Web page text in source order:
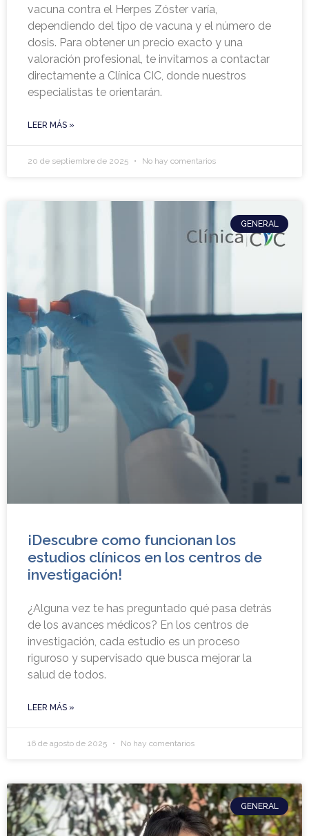
vacuna contra el Herpes Zóster varía,
dependiendo del tipo de vacuna y el número de
dosis. Para obtener un precio exacto y una
valoración profesional, te invitamos a contactar
directamente a Clínica CIC, donde nuestros
especialistas te orientarán.
LEER MÁS »
20 de septiembre de 2025 No hay comentarios
GENERAL
¡Descubre como funcionan los
estudios clínicos en los centros de
investigación!
¿Alguna vez te has preguntado qué pasa detrás
de los avances médicos? En los centros de
investigación, cada estudio es un proceso
riguroso y supervisado que busca mejorar la
salud de todos.
LEER MÁS »
16 de agosto de 2025 No hay comentarios
GENERAL